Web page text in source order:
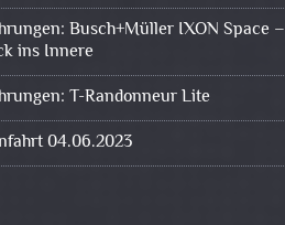
Busch+Müller IXON Space –
ins Innere
T-Randonneur Lite
04.06.2023